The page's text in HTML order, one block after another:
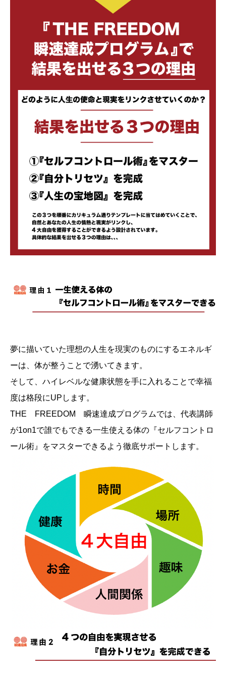
夢に描いていた理想の人生を現実のものにするエネルギ
ーは、体が整うことで湧いてきます。
そして、ハイレベルな健康状態を手に入れることで幸福
度は格段にUPします。
THE FREEDOM 瞬速達成プログラムでは、代表講師
が1on1で誰でもできる一生使える体の『セルフコントロ
ール術』をマスターできるよう徹底サポートします。